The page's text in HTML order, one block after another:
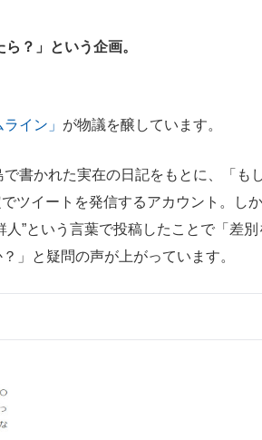
？」という企画。
イン」 が物議を醸しています。
書かれた実在の日記をもとに、「も
ツイートを発信するアカウント。し
”という言葉で投稿したことで「差
」と疑問の声が上がっています。